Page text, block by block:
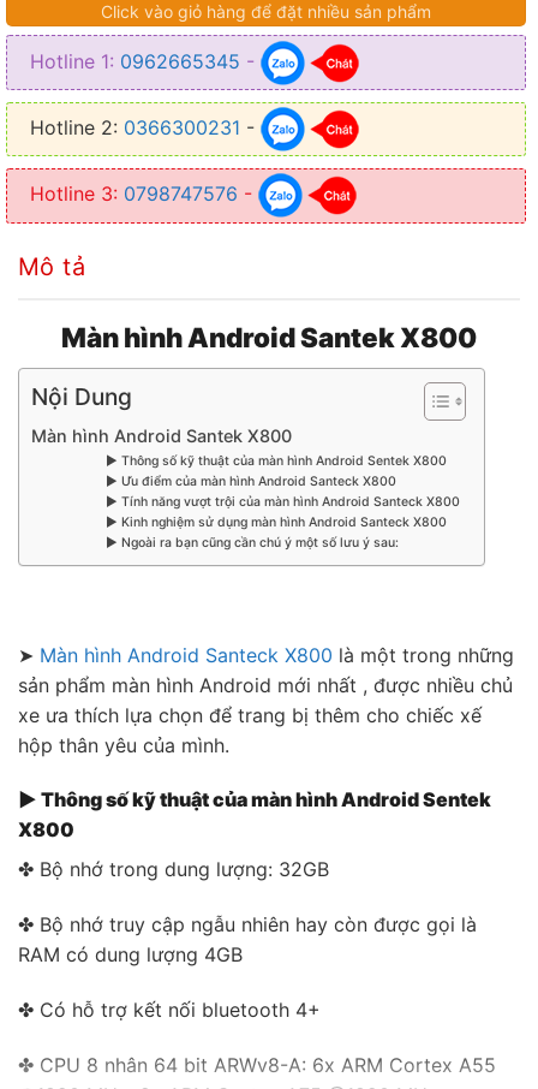
✦ Hỗ trợ nhận diện giọng nói thông minh
✦ Đảm bảo về tính thẩm mỹ cao
✦ Có thể thống dây giắc cắm an toàn
Click vào giỏ hàng để đặt nhiều sản phẩm
Hotline 1: 0962665345 -
Hotline 2: 0366300231 -
Hotline 3: 0798747576 -
Mô tả
Màn hình Android Santek X800
Nội Dung
Màn hình Android Santek X800
▶ Thông số kỹ thuật của màn hình Android Sentek X800
▶ Ưu điểm của màn hình Android Santeck X800
▶ Tính năng vượt trội của màn hình Android Santeck X800
▶ Kinh nghiệm sử dụng màn hình Android Santeck X800
▶ Ngoài ra bạn cũng cần chú ý một số lưu ý sau:
➤ Màn hình Android Santeck X800 là một trong những
sản phẩm màn hình Android mới nhất , được nhiều chủ
xe ưa thích lựa chọn để trang bị thêm cho chiếc xế
hộp thân yêu của mình.
▶ Thông số kỹ thuật của màn hình Android Sentek
X800
✤ Bộ nhớ trong dung lượng: 32GB
✤ Bộ nhớ truy cập ngẫu nhiên hay còn được gọi là
RAM có dung lượng 4GB
✤ Có hỗ trợ kết nối bluetooth 4+
✤ CPU 8 nhân 64 bit ARWv8-A: 6x ARM Cortex A55